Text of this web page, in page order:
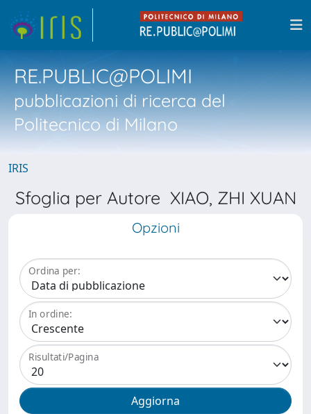
RE.PUBLIC@POLIMI
pubblicazioni di ricerca del
Politecnico di Milano
IRIS
Sfoglia per Autore XIAO, ZHI XUAN
Opzioni
Ordina per:
In ordine:
Risultati/Pagina